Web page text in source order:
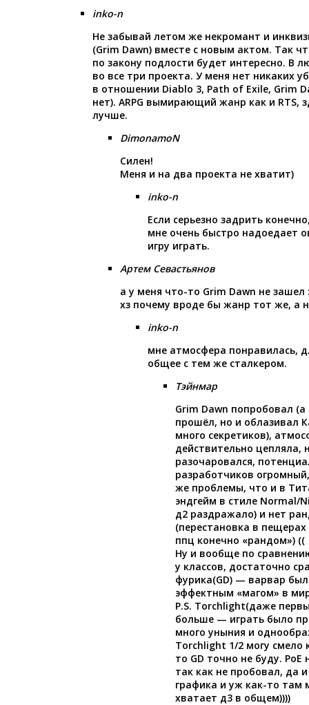
inko-n
Не забывай летом же некромант и
(Grim Dawn) вместе с новым актом. Так
по закону подлости будет интересно. В
во все три проекта. У меня нет никаких
в отношении Diablo 3, Path of Exile, Grim
нет). ARPG вымирающий жанр как и RTS,
лучше.
DimonamoN
Силен!
Меня и на два проекта не хватит)
inko-n
Если серьезно задрить
мне очень быстро надоедает
игру играть.
Артем Севастьянов
а у меня что-то Grim Dawn не зашел
хз почему вроде бы жанр тот же, а
inko-n
мне атмосфера понравилась,
общее с тем же сталкером.
Тэйнмар
Grim Dawn попробовал
прошёл, но и облазивал
много секретиков),
действительно цепляла,
разочаровался,
разработчиков
же проблемы, что и в
эндгейм в стиле Normal/
д2 раздражало) и нет
(перестановка в
ппц конечно «рандом») ((
Ну и вообще по
у классов, достаточно
фурика(GD) — варвар
эффектным «магом» в
P.S. Torchlight(даже
больше — играть было
много уныния и
Torchlight 1/2 могу смело
то GD точно не буду. PoE
так как не пробовал, да
графика и уж как-то там
хватает д3 в общем))))